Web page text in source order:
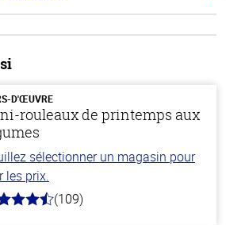
D'ŒUVRE
rouleaux de printemps aux
sélectionner un magasin pour
les prix.
(109)